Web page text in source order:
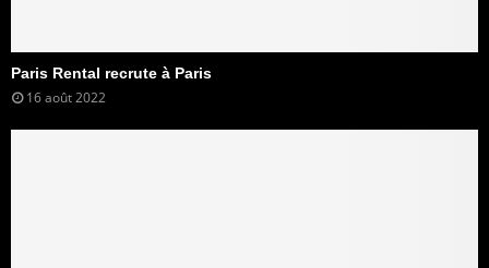
Paris Rental recrute à Paris
16 août 2022